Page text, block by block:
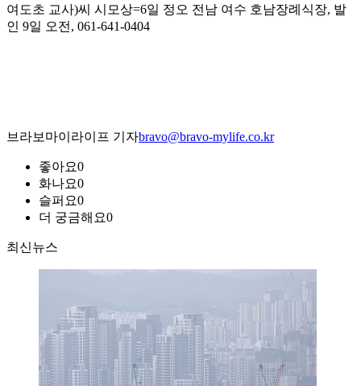
여도초 교사)씨 시모상=6일 정오 전남 여수 호남장례식장, 발
인 9일 오전, 061-641-0404
브라보마이라이프 기자bravo@bravo-mylife.co.kr
좋아요0
화나요0
슬퍼요0
더 궁금해요0
최신뉴스